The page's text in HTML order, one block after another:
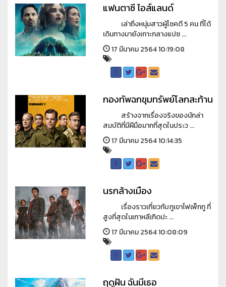
แฟนตาซี ไอส์แลนด์
เล่าถึงหนุ่มสาวผู้โชคดี 5 คน ที่ได้
เดินทางมายังเกาะกลางแปซ ...
17 มีนาคม 2564 10:19:08
กองทัพฉกขุมทรัพย์โลกสะท้าน
สร้างจากเรื่องจริงของนักล่า
สมบัติที่มีฝีมือมากที่สุดในประว ...
17 มีนาคม 2564 10:14:35
นรกล้างเมือง
เรื่องราวเกี่ยวกับภูเขาไฟเพ็กทู ที่
สูงที่สุดในเกาหลีเกิดปะ ...
17 มีนาคม 2564 10:08:09
ฤดูฝัน ฉันมีเธอ